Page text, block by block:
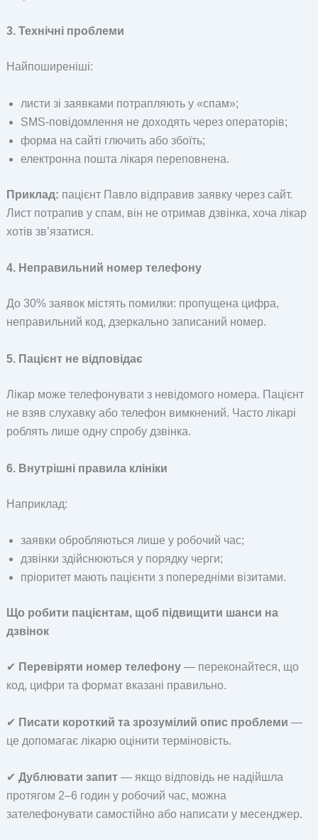
3. Технічні проблеми
Найпоширеніші:
листи зі заявками потрапляють у «спам»;
SMS-повідомлення не доходять через операторів;
форма на сайті глючить або збоїть;
електронна пошта лікаря переповнена.
Приклад: пацієнт Павло відправив заявку через сайт.
Лист потрапив у спам, він не отримав дзвінка, хоча лікар
хотів зв’язатися.
4. Неправильний номер телефону
До 30% заявок містять помилки: пропущена цифра,
неправильний код, дзеркально записаний номер.
5. Пацієнт не відповідає
Лікар може телефонувати з невідомого номера. Пацієнт
не взяв слухавку або телефон вимкнений. Часто лікарі
роблять лише одну спробу дзвінка.
6. Внутрішні правила клініки
Наприклад:
заявки обробляються лише у робочий час;
дзвінки здійснюються у порядку черги;
пріоритет мають пацієнти з попередніми візитами.
Що робити пацієнтам, щоб підвищити шанси на
дзвінок
✔ Перевіряти номер телефону— переконайтеся, що
код, цифри та формат вказані правильно.
✔ Писати короткий та зрозумілий опис проблеми —
це допомагає лікарю оцінити терміновість.
✔ Дублювати запит— якщо відповідь не надійшла
протягом 2–6 годин у робочий час, можна
зателефонувати самостійно або написати у месенджер.